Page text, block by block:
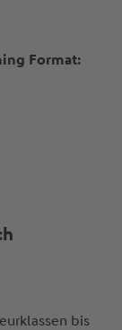
Format:
bis